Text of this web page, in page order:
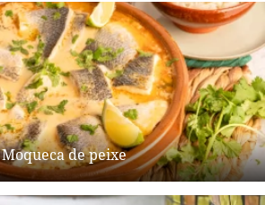
Moqueca de peixe